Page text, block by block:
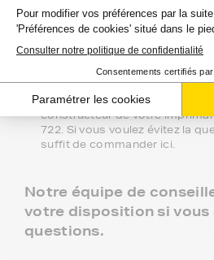
compatible, livraison offerte en
garantie deux ans. C'est le
une haute qualité à bas prix.
Gamme 1er Prix : produits
imprimante LEXMARK cjp p
Marque Constructeur : les
constructeur de votre
722. Si vous voulez évitez la
suffit de commander ici.
Notre équipe de
votre disposition si vous
questions.